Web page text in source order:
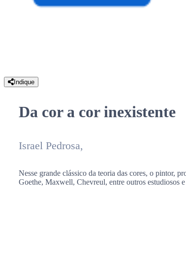
Indique
Da cor a cor inexistente
Israel Pedrosa,
Nesse grande clássico da teoria das cores, o pintor,
Goethe, Maxwell, Chevreul, entre outros estudiosos